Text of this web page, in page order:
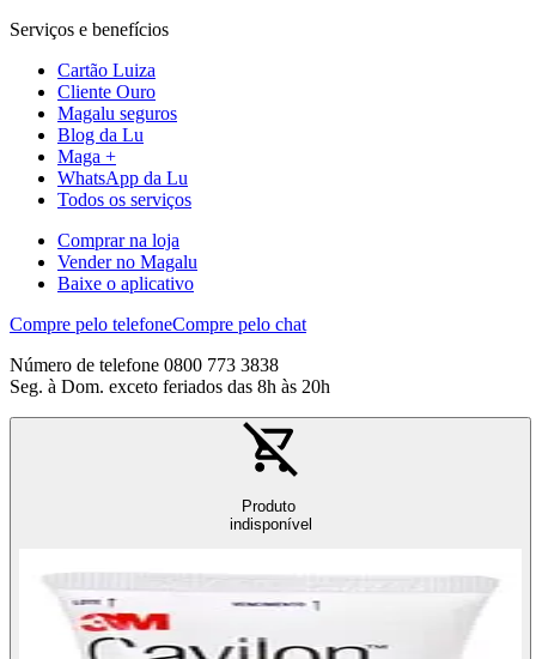
Serviços e benefícios
Cartão Luiza
Cliente Ouro
Magalu seguros
Blog da Lu
Maga +
WhatsApp da Lu
Todos os serviços
Comprar na loja
Vender no Magalu
Baixe o aplicativo
Compre pelo telefoneCompre pelo chat
Número de telefone 0800 773 3838
Seg. à Dom. exceto feriados das 8h às 20h
Produto
indisponível